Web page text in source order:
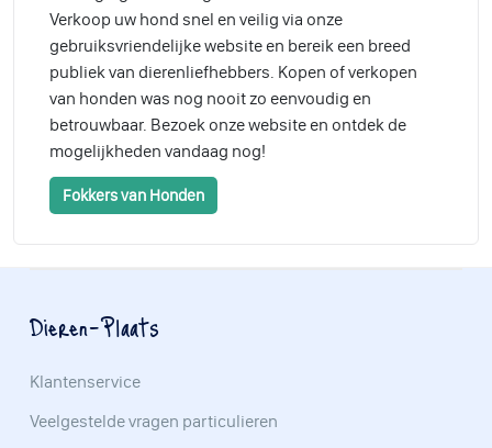
Verkoop uw hond snel en veilig via onze
gebruiksvriendelijke website en bereik een breed
publiek van dierenliefhebbers. Kopen of verkopen
van honden was nog nooit zo eenvoudig en
betrouwbaar. Bezoek onze website en ontdek de
mogelijkheden vandaag nog!
Fokkers van Honden
Dieren-Plaats
Klantenservice
Veelgestelde vragen particulieren